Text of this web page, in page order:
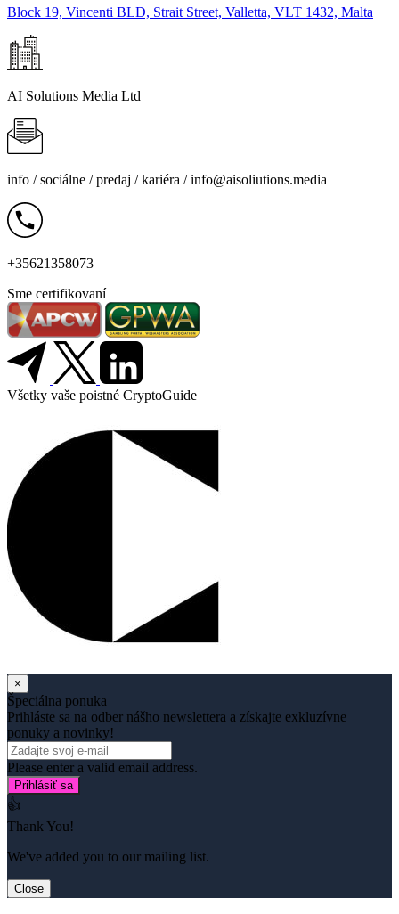
Block 19, Vincenti BLD, Strait Street, Valletta, VLT 1432, Malta
AI Solutions Media Ltd
info /sociálne /predaj /kariéra /info@aisoliutions.media
+35621358073
Sme certifikovaní
Všetky vaše poistné CryptoGuide
×
Špeciálna ponuka
Prihláste sa na odber nášho newslettera a získajte exkluzívne
ponuky a novinky!
Please enter a valid email address.
Prihlásiť sa
👍
Thank You!
We've added you to our mailing list.
Close